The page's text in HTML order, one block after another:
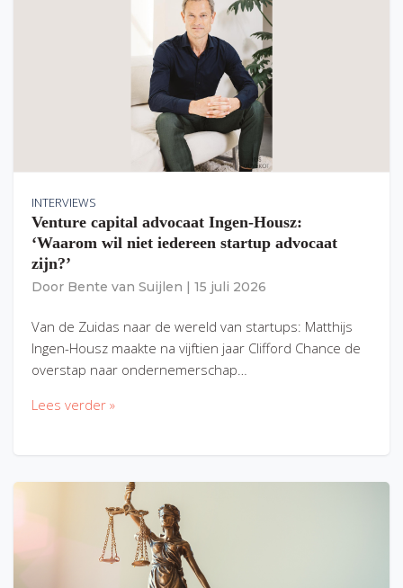
INTERVIEWS
Venture capital advocaat Ingen-Housz:
‘Waarom wil niet iedereen startup advocaat
zijn?’
Door Bente van Suijlen 15 juli 2026
Van de Zuidas naar de wereld van startups: Matthijs
Ingen-Housz maakte na vijftien jaar Clifford Chance de
overstap naar ondernemerschap…
Lees verder »